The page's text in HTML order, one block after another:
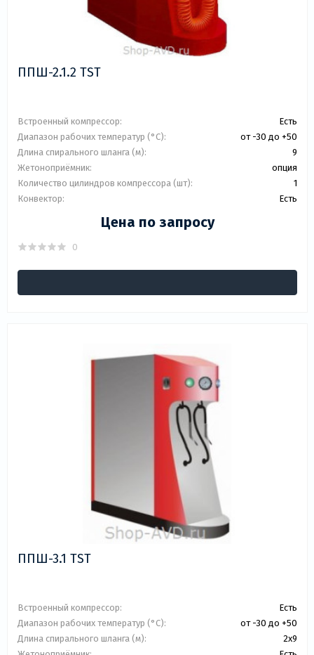
ППШ-2.1.2 TST
Встроенный компрессор:
Есть
Диапазон рабочих температур (°C):
от -30 до +50
Длина спирального шланга (м):
9
Жетоноприёмник:
опция
Количество цилиндров компрессора (шт):
1
Конвектор:
Есть
Цена по запросу
0
ППШ-3.1 TST
Встроенный компрессор:
Есть
Диапазон рабочих температур (°C):
от -30 до +50
Длина спирального шланга (м):
2x9